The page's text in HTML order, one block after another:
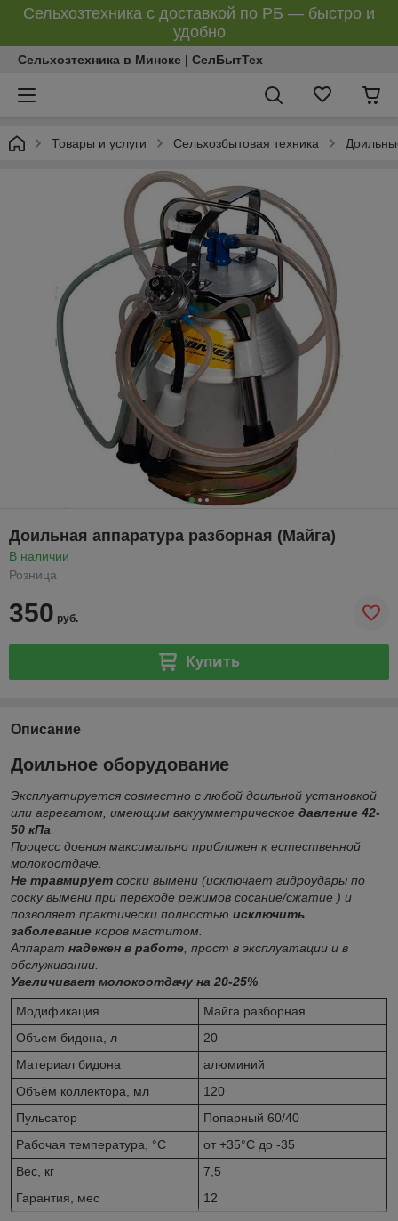
Сельхозтехника с доставкой по РБ — быстро и
удобно
Сельхозтехника в Минске | СелБытТех
Товары и услуги Сельхозбытовая техника
Доильная аппаратура разборная (Майга)
В наличии
Розница
350 руб.
Купить
Описание
Доильное оборудование
Эксплуатируется совместно с любой доильной установкой
или агрегатом, имеющим вакуумметрическое давление 42-
50 кПа.
Процесс доения максимально приближен к естественной
молокоотдаче.
Не травмирует соски вымени (исключает гидроудары по
соску вымени при переходе режимов сосание/сжатие ) и
позволяет практически полностью исключить
заболевание коров маститом.
Аппарат надежен в работе, прост в эксплуатации и в
обслуживании.
Увеличивает молокоотдачу на 20-25%.
Модификация
Майга разборная
Объем бидона, л
20
Материал бидона
алюминий
Объём коллектора, мл
120
Пульсатор
Попарный 60/40
Рабочая температура, °C
от +35°C до -35
Вес, кг
7,5
Гарантия, мес
12